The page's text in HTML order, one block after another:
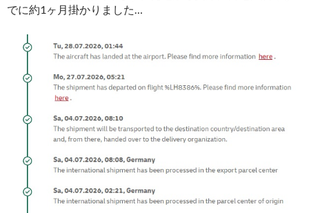
でに約1ヶ月掛かりました…